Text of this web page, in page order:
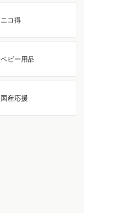
ニコ得
ベビー用品
国産応援